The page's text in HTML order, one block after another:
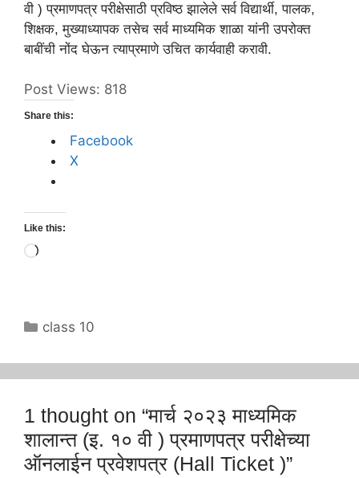
वी ) प्रमाणपत्र परीक्षेसाठी प्रविष्ठ झालेले सर्व विद्यार्थी, पालक,
शिक्षक, मुख्याध्यापक तसेच सर्व माध्यमिक शाळा यांनी उपरोक्त
बाबींची नोंद घेऊन त्याप्रमाणे उचित कार्यवाही करावी.
Post Views: 818
Share this:
Facebook
X
Like this:
Loading…
Categories
class 10
1 thought on “मार्च २०२३ माध्यमिक
शालान्त (इ. १० वी ) प्रमाणपत्र परीक्षेच्या
ऑनलाईन प्रवेशपत्र (Hall Ticket )”